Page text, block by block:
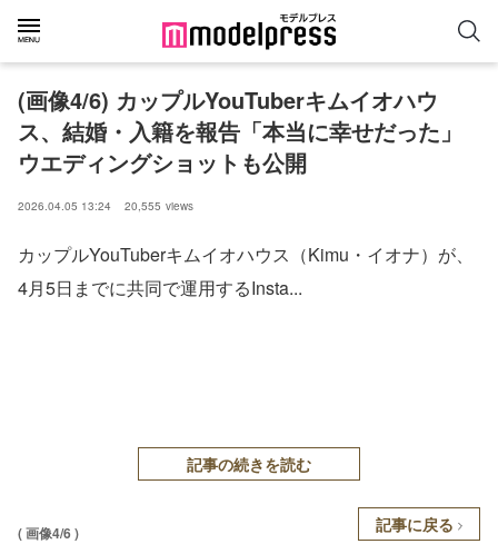
(画像4/6) カップルYouTuberキムイオハウ
ス、結婚・入籍を報告「本当に幸せだった」
ウエディングショットも公開
2026.04.05 13:24 20,555 views
カップルYouTuberキムイオハウス（Kimu・イオナ）が、
4月5日までに共同で運用するInsta...
記事の続きを読む
( 画像4/6 ) 記事に戻る